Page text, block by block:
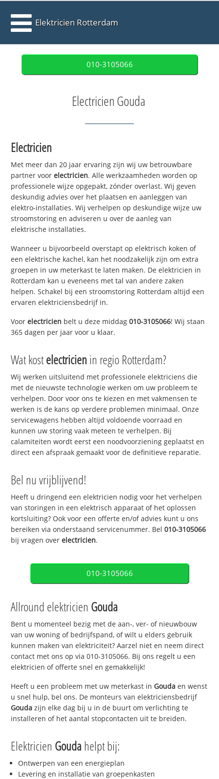
Elektricien Rotterdam
010-3105066
Electricien Gouda
Electricien
Met meer dan 20 jaar ervaring zijn wij uw betrouwbare
partner voorelectricien. Alle werkzaamheden worden op
professionele wijze opgepakt, zónder overlast. Wij geven
deskundig advies over het plaatsen en aanleggen van
elektro-installaties. Wij verhelpen op deskundige wijze uw
stroomstoring en adviseren u over de aanleg van
elektrische installaties.
Wanneer u bijvoorbeeld overstapt op elektrisch koken of
een elektrische kachel, kan het noodzakelijk zijn om extra
groepen in uw meterkast te laten maken. De elektricien in
Rotterdam kan u eveneens met tal van andere zaken
helpen. Schakel bij een stroomstoring Rotterdam altijd een
ervaren elektriciensbedrijf in.
Voorelectricien belt u deze middag010-3105066! Wij staan
365 dagen per jaar voor u klaar.
Wat kostelectricien in regio Rotterdam?
Wij werken uitsluitend met professionele elektriciens die
met de nieuwste technologie werken om uw probleem te
verhelpen. Door voor ons te kiezen en met vakmensen te
werken is de kans op verdere problemen minimaal. Onze
servicewagens hebben altijd voldoende voorraad en
kunnen uw storing vaak meteen te verhelpen. Bij
calamiteiten wordt eerst een noodvoorziening geplaatst en
direct een afspraak gemaakt voor de definitieve reparatie.
Bel nu vrijblijvend!
Heeft u dringend een elektricien nodig voor het verhelpen
van storingen in een elektrisch apparaat of het oplossen
kortsluiting? Ook voor een offerte en/of advies kunt u ons
bereiken via onderstaand servicenummer. Bel010-3105066
bij vragen overelectricien.
010-3105066
Allround elektricien Gouda
Bent u momenteel bezig met de aan-, ver- of nieuwbouw
van uw woning of bedrijfspand, of wilt u elders gebruik
kunnen maken van elektriciteit? Aarzel niet en neem direct
contact met ons op via 010-3105066. Bij ons regelt u een
elektricien of offerte snel en gemakkelijk!
Heeft u een probleem met uw meterkast in Gouda en wenst
u snel hulp, bel ons. De monteurs van elektriciensbedrijf
Gouda zijn elke dag bij u in de buurt om verlichting te
installeren of het aantal stopcontacten uit te breiden.
Elektricien Gouda helpt bij:
Ontwerpen van een energieplan
Levering en installatie van groepenkasten